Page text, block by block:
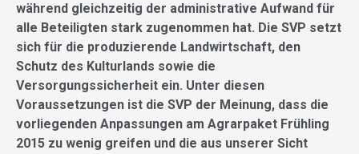
während gleichzeitig der administrative Aufwand für
alle Beteiligten stark zugenommen hat. Die SVP setzt
sich für die produzierende Landwirtschaft, den
Schutz des Kulturlands sowie die
Versorgungssicherheit ein. Unter diesen
Voraussetzungen ist die SVP der Meinung, dass die
vorliegenden Anpassungen am Agrarpaket Frühling
2015 zu wenig greifen und die aus unserer Sicht